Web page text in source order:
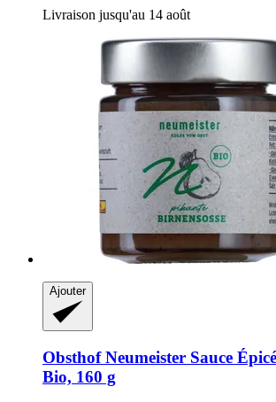
Livraison jusqu'au 14 août
Ajouter
Obsthof Neumeister Sauce
Bio, 160 g